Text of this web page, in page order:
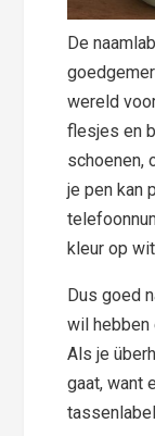
De
wereld
flesjes en
schoenen,
je pen kan
kleur op
Dus goed
wil hebben
Als je
gaat, want